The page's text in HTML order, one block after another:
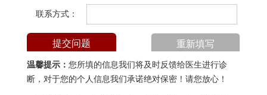
联系方式：
温馨提示： 您所填的信息我们将及时反馈给医生进行诊
断，对于您的个人信息我们承诺绝对保密！请您放心！